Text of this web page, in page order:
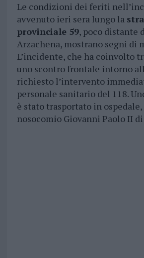
Le condizioni dei feriti
avvenuto ieri sera lungo la
provinciale 59, poco distante
Arzachena, mostrano segni di
L’incidente, che ha coinvolto
uno scontro frontale intorno
richiesto l’intervento
personale sanitario del 118.
è stato trasportato in
nosocomio Giovanni Paolo II